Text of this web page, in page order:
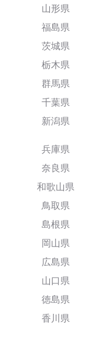
山形県
福島県
茨城県
栃木県
群馬県
千葉県
新潟県
兵庫県
奈良県
和歌山県
鳥取県
島根県
岡山県
広島県
山口県
徳島県
香川県